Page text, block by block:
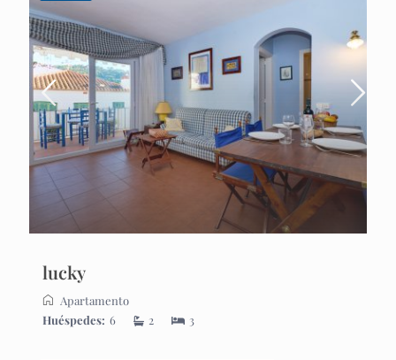
lucky
Apartamento
Huéspedes: 6 2 3